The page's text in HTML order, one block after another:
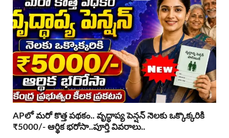
APలో మరో కొత్త పథకం.. వృద్ధాప్య పెన్షన్ నెలకు ఒక్కొక్కరికి
₹5000/- ఆర్థిక భరోసా..పూర్తి వివరాలు..